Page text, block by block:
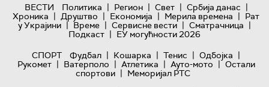
ВЕСТИ Политика | Регион | Свет | Србија данас |
Хроника | Друштво | Економија | Мерила времена | Рат
у Украјини | Време | Сервисне вести | Сматрачница |
Подкаст | ЕУ могућности 2026
СПОРТ
Фудбал | Кошарка | Тенис | Одбојка |
Рукомет | Ватерполо | Атлетика | Ауто-мото | Остали
спортови | Меморијал РТС